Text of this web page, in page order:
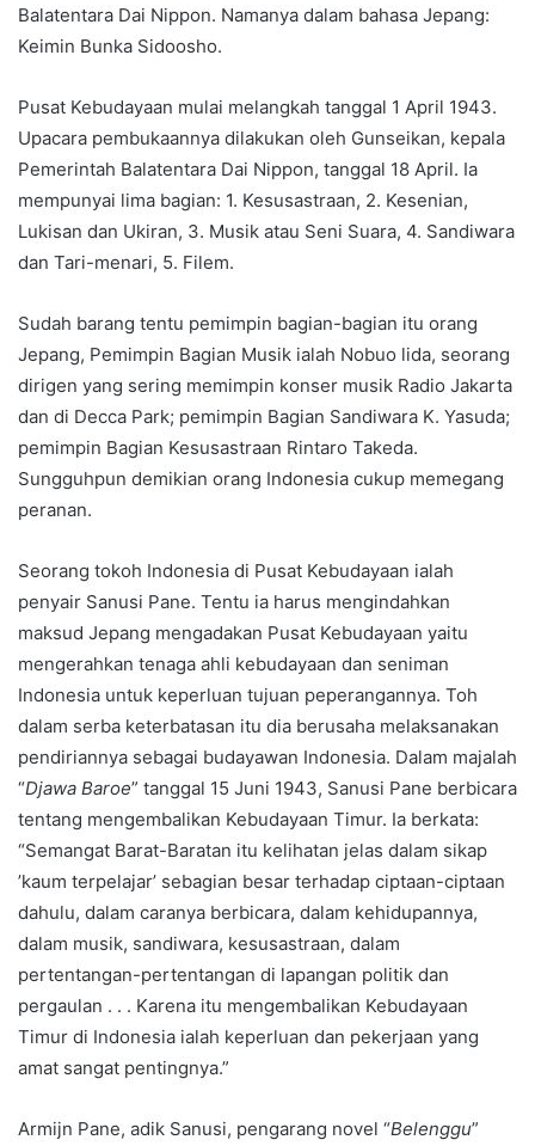
Balatentara Dai Nippon. Namanya dalam bahasa Jepang:
Keimin Bunka Sidoosho.
Pusat Kebudayaan mulai melangkah tanggal 1 April 1943.
Upacara pembukaannya dilakukan oleh Gunseikan, kepala
Pemerintah Balatentara Dai Nippon, tanggal 18 April. Ia
mempunyai lima bagian: 1. Kesusastraan, 2. Kesenian,
Lukisan dan Ukiran, 3. Musik atau Seni Suara, 4. Sandiwara
dan Tari-menari, 5. Filem.
Sudah barang tentu pemimpin bagian-bagian itu orang
Jepang, Pemimpin Bagian Musik ialah Nobuo lida, seorang
dirigen yang sering memimpin konser musik Radio Jakarta
dan di Decca Park; pemimpin Bagian Sandiwara K. Yasuda;
pemimpin Bagian Kesusastraan Rintaro Takeda.
Sungguhpun demikian orang Indonesia cukup memegang
peranan.
Seorang tokoh Indonesia di Pusat Kebudayaan ialah
penyair Sanusi Pane. Tentu ia harus mengindahkan
maksud Jepang mengadakan Pusat Kebudayaan yaitu
mengerahkan tenaga ahli kebudayaan dan seniman
Indonesia untuk keperluan tujuan peperangannya. Toh
dalam serba keterbatasan itu dia berusaha melaksanakan
pendiriannya sebagai budayawan Indonesia. Dalam majalah
“Djawa Baroe” tanggal 15 Juni 1943, Sanusi Pane berbicara
tentang mengembalikan Kebudayaan Timur. Ia berkata:
“Semangat Barat-Baratan itu kelihatan jelas dalam sikap
’kaum terpelajar’ sebagian besar terhadap ciptaan-ciptaan
dahulu, dalam caranya berbicara, dalam kehidupannya,
dalam musik, sandiwara, kesusastraan, dalam
pertentangan-pertentangan di lapangan politik dan
pergaulan . . . Karena itu mengembalikan Kebudayaan
Timur di Indonesia ialah keperluan dan pekerjaan yang
amat sangat pentingnya.”
Armijn Pane, adik Sanusi, pengarang novel “Belenggu”